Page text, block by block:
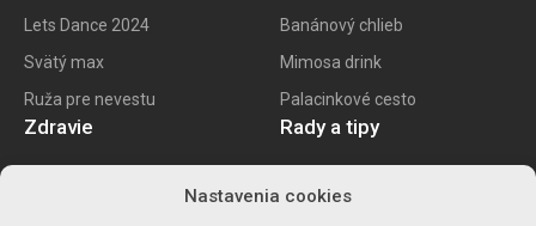
Nastavenia cookies
Lets Dance 2024
Svätý max
Ruža pre nevestu
Banánový chlieb
Mimosa drink
Palacinkové cesto
Zdravie Rady a tipy